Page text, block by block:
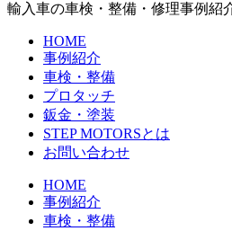
輸入車の車検・整備・修理事例紹
HOME
事例紹介
車検・整備
プロタッチ
鈑金・塗装
STEP MOTORSとは
お問い合わせ
HOME
事例紹介
車検・整備